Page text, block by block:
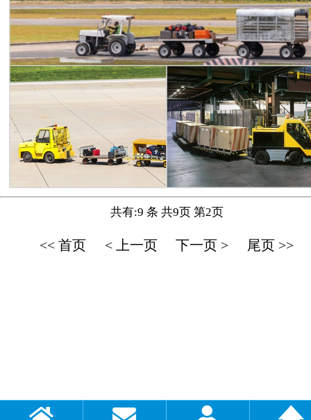
共有:9 条 共9页 第2页
<< 首页 < 上一页 下一页 > 尾页 >>